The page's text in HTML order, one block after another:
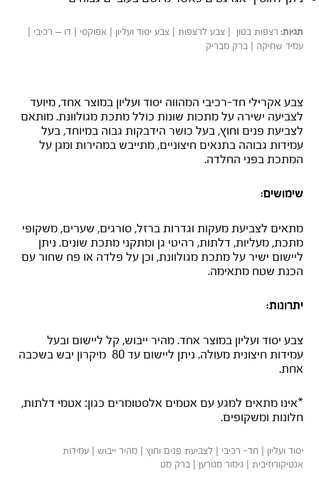
תגיות: רצפות בטון |צבע לרצפות | צבע יסוד ועליון | אפוקסי | דו – רכיבי |
עמיד שחיקה | ברק מבריק
צבע אקרילי חד-רכיבי המהווה יסוד ועליון במוצר אחד, מיועד
לצביעה ישירה על מתכות שונות כולל מתכת מגולוונת. מותאם
לצביעת פנים וחוץ, בעל כושר הידבקות גבוה במיוחד, בעל
עמידות גבוהה בתנאים חיצוניים, מתייבש במהירות ומגן על
המתכת בפני החלדה.
שימושים:
מתאים לצביעת מעקות וגדרות ברזל, סורגים, שערים, משקופי
מתכת, מעליות, דלתות, רהיטי גן ומתקני מתכת שונים. ניתן
ליישום ישיר על מתכת מגולוונת, וכן על פלדה או פח שחור עם
הכנת שטח מתאימה.
יתרונות:
צבע יסוד ועליון במוצר אחד. מהיר ייבוש, קל ליישום ובעל
עמידות חיצונית מעולה. ניתן ליישום עד 80 מיקרון יבש בשכבה
אחת.
*אינו מתאים למגע עם אטמים אלסטומרים כגון: אטמי דלתות,
חלונות ומשקופים.
יסוד ועליון | חד- רכיבי | לצביעת פנים וחוץ | מהיר ייבוש | עמידות
אנטיקורוזיבית | גימור מגורען | ברק מט